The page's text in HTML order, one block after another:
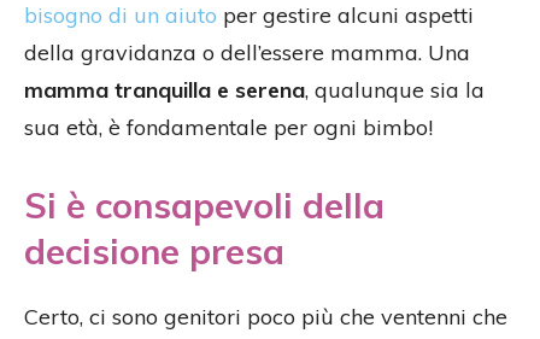
bisogno di un aiuto per gestire alcuni aspetti
della gravidanza o dell’essere mamma. Una
mamma tranquilla e serena, qualunque sia la
sua età, è fondamentale per ogni bimbo!
Si è consapevoli della
decisione presa
Certo, ci sono genitori poco più che ventenni che